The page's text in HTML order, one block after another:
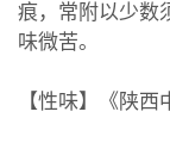
痕，常附以少数
味微苦。
【性味】《陕